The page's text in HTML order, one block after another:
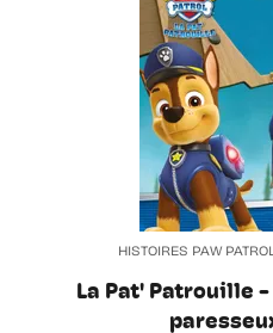
HISTOIRES PAW
La Pat' Patrouille